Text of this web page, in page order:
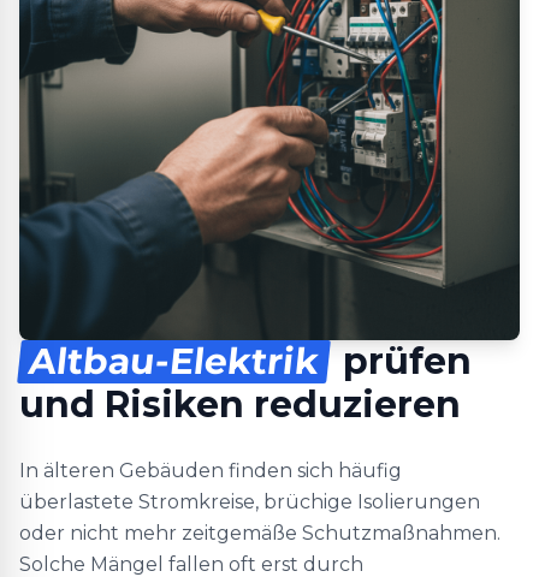
Altbau-Elektrik prüfen
und Risiken reduzieren
In älteren Gebäuden finden sich häufig
überlastete Stromkreise, brüchige Isolierungen
oder nicht mehr zeitgemäße Schutzmaßnahmen.
Solche Mängel fallen oft erst durch